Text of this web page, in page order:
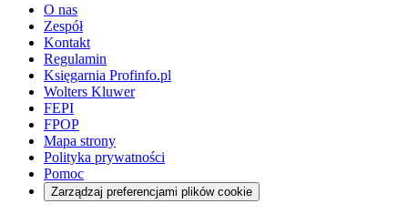
O nas
Zespół
Kontakt
Regulamin
Księgarnia Profinfo.pl
Wolters Kluwer
FEPI
FPOP
Mapa strony
Polityka prywatności
Pomoc
Zarządzaj preferencjami plików cookie